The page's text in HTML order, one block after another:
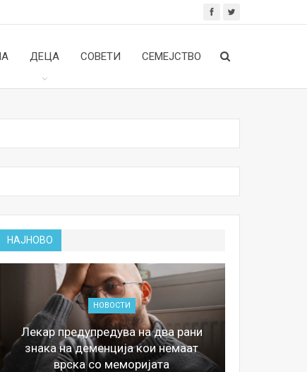
ДЕЦА СОВЕТИ СЕМЕЈСТВО
НАЈНОВО
НОВОСТИ
Лекар предупредува на два рани
знака на деменција кои немаат
врска со меморијата